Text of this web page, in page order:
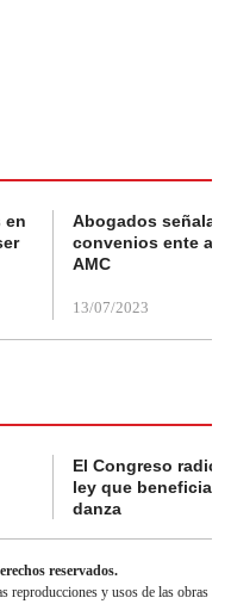
en
Abogados
convenios ente
AMC
13/07/2023
El Congreso
ley que beneficia
danza
reservados.
reproducciones y usos de las obras